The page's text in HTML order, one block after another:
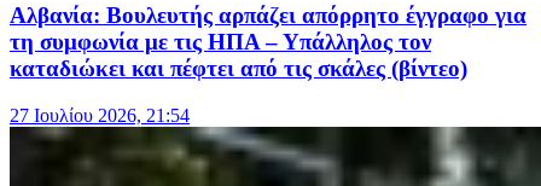
Αλβανία: Βουλευτής αρπάζει απόρρητο έγγραφο για
τη συμφωνία με τις ΗΠΑ – Υπάλληλος τον
καταδιώκει και πέφτει από τις σκάλες (βίντεο)
27 Ιουλίου 2026, 21:54